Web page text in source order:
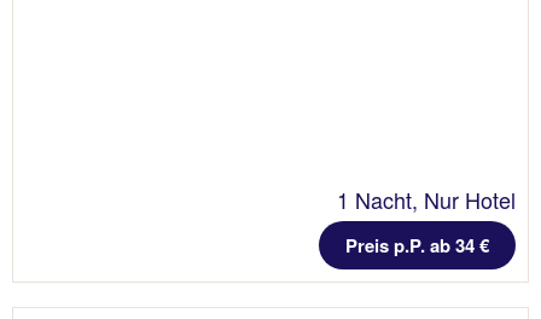
1 Nacht, Nur Hotel
Preis p.P. ab 34 €